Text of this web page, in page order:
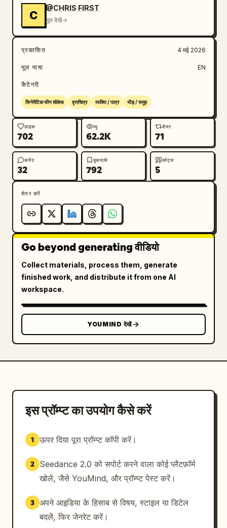
C
@CHRIS FIRST
मूल देखें
प्रकाशित 4 मई 2026
मूल भाषा EN
कैटेगरी
सिनेमैटिक सीन शोकेस वृत्तचित्र व्यक्ति / पात्र भीड़ / समूह
लाइक
702
व्यू
62.2K
शेयर
71
कमेंट
32
बुकमार्क
792
कोट्स
5
शेयर करें
Go beyond generating वीडियो
Collect materials, process them, generate
finished work, and distribute it from one AI
workspace.
YOUMIND देखें
इस प्रॉम्प्ट का उपयोग कैसे करें
1 ऊपर दिया पूरा प्रॉम्प्ट कॉपी करें।
2
Seedance 2.0 को सपोर्ट करने वाला कोई प्लैटफ़ॉर्म
खोलें, जैसे YouMind, और प्रॉम्प्ट पेस्ट करें।
3 अपने आइडिया के हिसाब से विषय, स्टाइल या डिटेल
बदलें, फिर जेनरेट करें।